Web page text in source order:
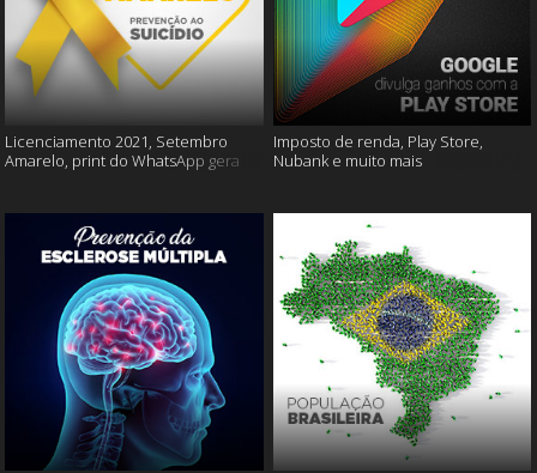
Licenciamento 2021, Setembro
Amarelo, print do WhatsApp gera
Imposto de renda, Play Store,
Nubank e muito mais